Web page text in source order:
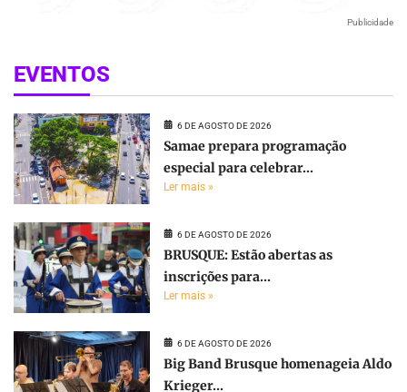
Publicidade
EVENTOS
6 DE AGOSTO DE 2026
Samae prepara programação
especial para celebrar...
Ler mais »
6 DE AGOSTO DE 2026
BRUSQUE: Estão abertas as
inscrições para...
Ler mais »
6 DE AGOSTO DE 2026
Big Band Brusque homenageia Aldo
Krieger...